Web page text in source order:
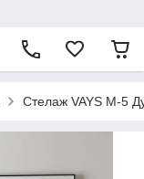
Стелаж VAYS M-5